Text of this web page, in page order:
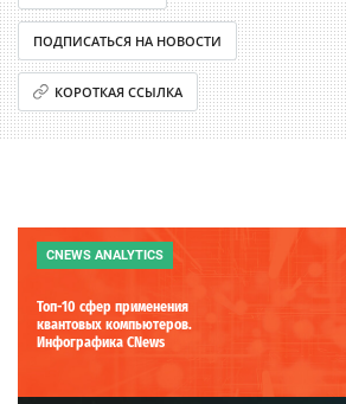
ПОДПИСАТЬСЯ НА НОВОСТИ
КОРОТКАЯ ССЫЛКА
CNEWS ANALYTICS
Топ-10 сфер применения
квантовых компьютеров.
Инфографика CNews